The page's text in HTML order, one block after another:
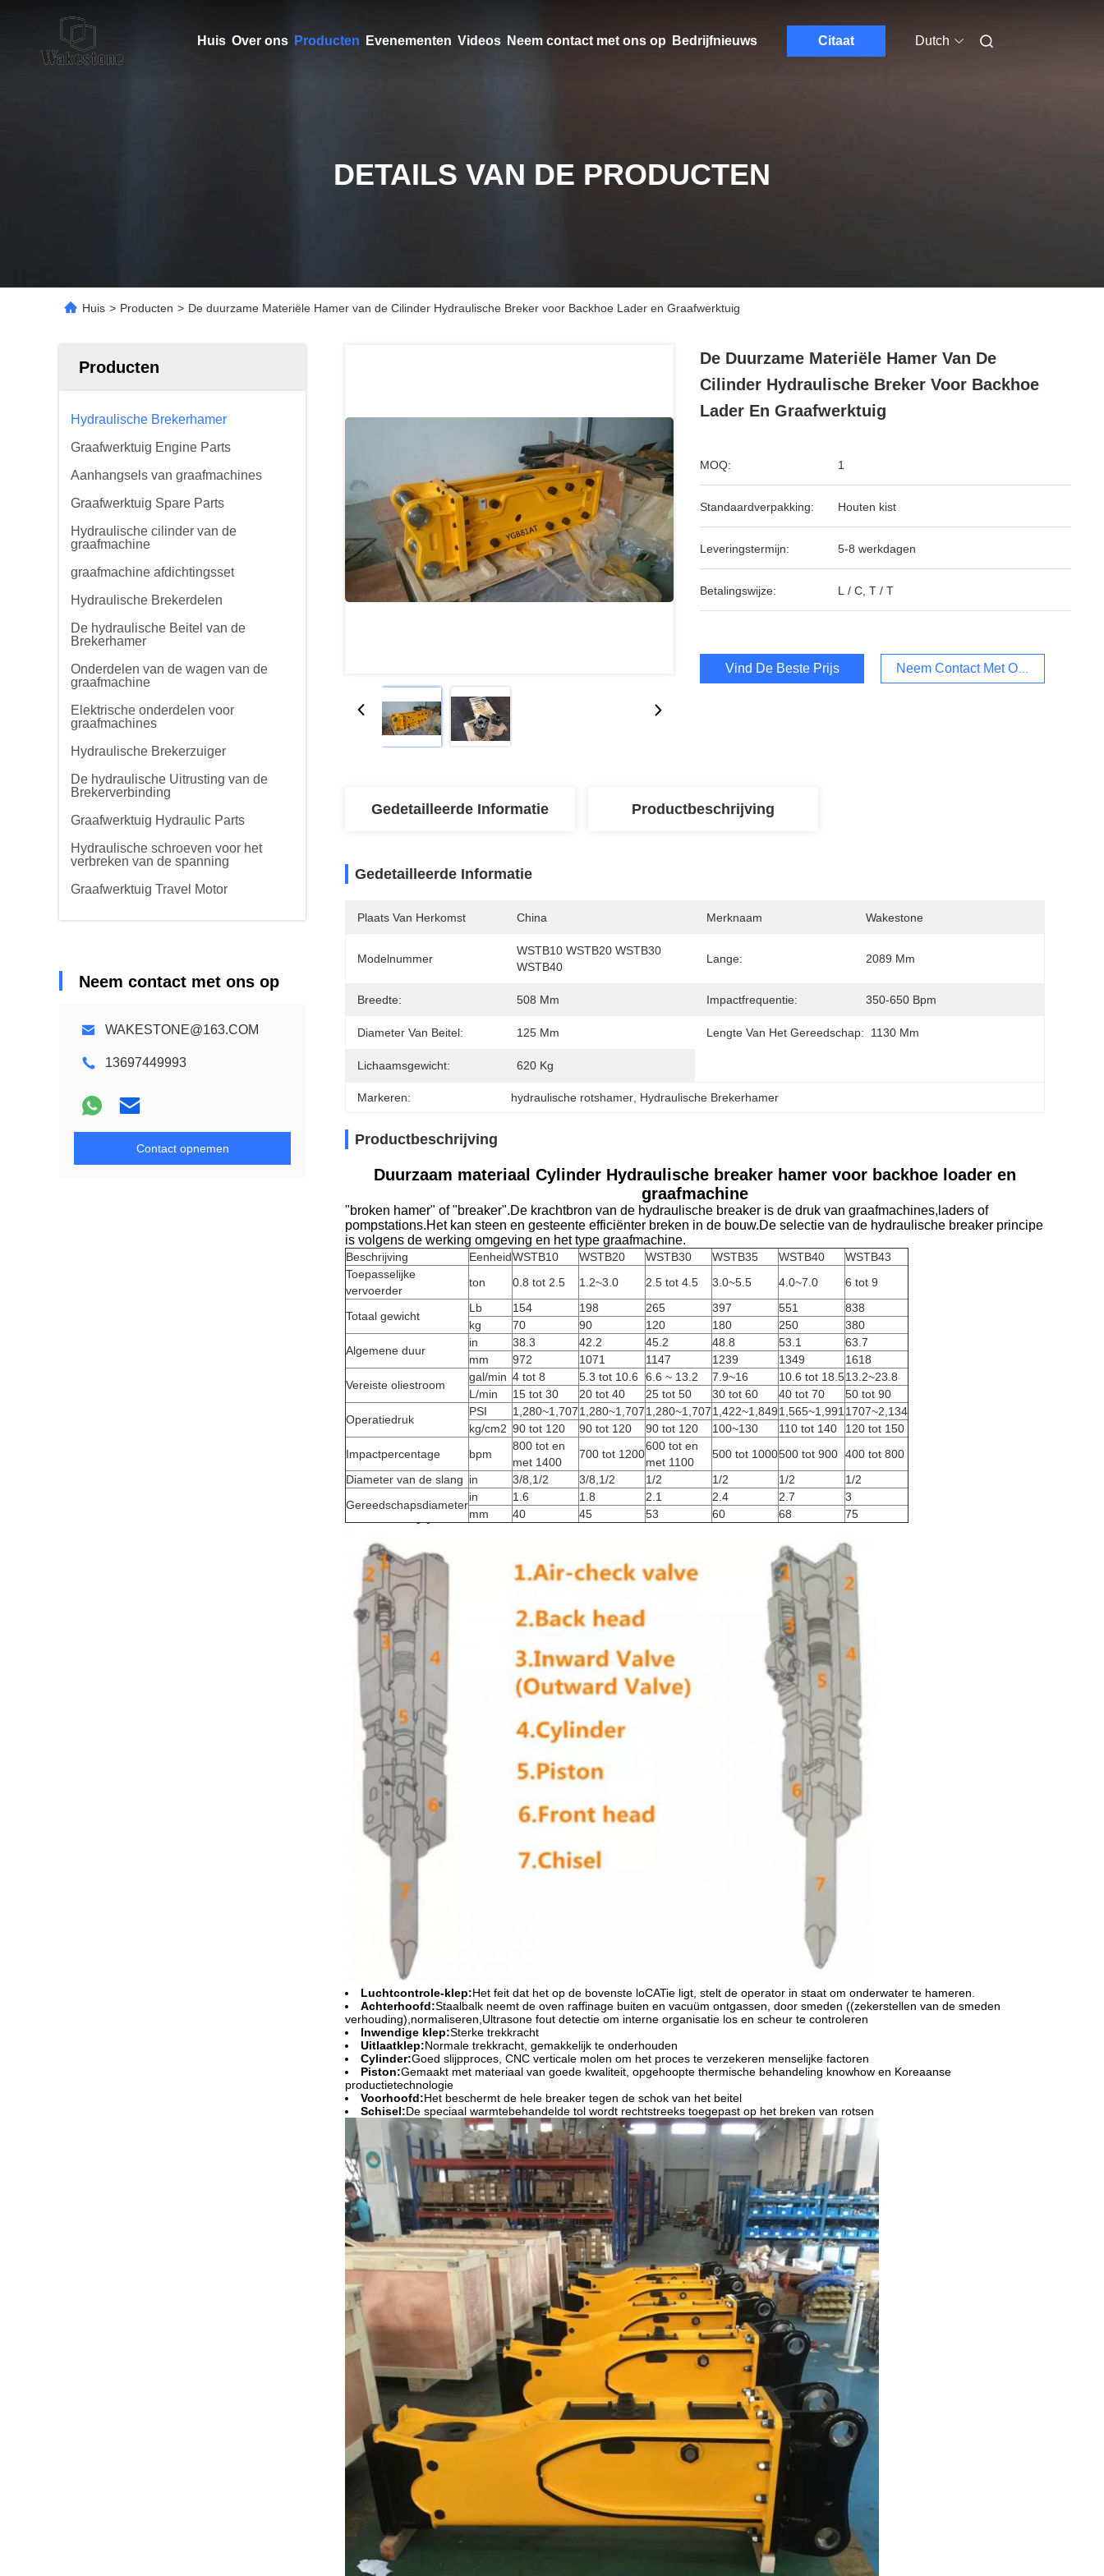
Huis Over ons Producten Evenementen Videos Neem contact met ons op Bedrijfnieuws Citaat Dutch
DETAILS VAN DE PRODUCTEN
Huis > Producten > De duurzame Materiële Hamer van de Cilinder Hydraulische Breker voor Backhoe Lader en Graafwerktuig
Producten
Hydraulische Brekerhamer
Graafwerktuig Engine Parts
Aanhangsels van graafmachines
Graafwerktuig Spare Parts
Hydraulische cilinder van de
graafmachine
graafmachine afdichtingsset
Hydraulische Brekerdelen
De hydraulische Beitel van de
Brekerhamer
Onderdelen van de wagen van de
graafmachine
Elektrische onderdelen voor
graafmachines
Hydraulische Brekerzuiger
De hydraulische Uitrusting van de
Brekerverbinding
Graafwerktuig Hydraulic Parts
Hydraulische schroeven voor het
verbreken van de spanning
Graafwerktuig Travel Motor
Neem contact met ons op
WAKESTONE@163.COM
13697449993
Contact opnemen
De Duurzame Materiële Hamer Van De
Cilinder Hydraulische Breker Voor Backhoe
Lader En Graafwerktuig
MOQ: 1
Standaardverpakking: Houten kist
Leveringstermijn: 5-8 werkdagen
Betalingswijze: L / C, T / T
Vind De Beste Prijs Neem Contact Met Ons Op
Gedetailleerde Informatie Productbeschrijving
Gedetailleerde Informatie
Plaats Van Herkomst China Merknaam Wakestone
Modelnummer
WSTB10 WSTB20 WSTB30
WSTB40
Lange: 2089 Mm
Breedte: 508 Mm Impactfrequentie: 350-650 Bpm
Diameter Van Beitel: 125 Mm Lengte Van Het Gereedschap: 1130 Mm
Lichaamsgewicht: 620 Kg
Markeren: hydraulische rotshamer Hydraulische Brekerhamer
Productbeschrijving
Duurzaam materiaal Cylinder Hydraulische breaker hamer voor backhoe loader en
graafmachine
"broken hamer" of "breaker".De krachtbron van de hydraulische breaker is de druk van graafmachines,laders of
pompstations.Het kan steen en gesteente efficiënter breken in de bouw.De selectie van de hydraulische breaker principe
is volgens de werking omgeving en het type graafmachine.
Beschrijving EenheidWSTB10 WSTB20 WSTB30 WSTB35 WSTB40
WSTB43
Toepasselijke
vervoerder
ton 0.8 tot 2.5 1.2~3.0 2.5 tot 4.5 3.0~5.5 4.0~7.0 6 tot 9
Totaal gewicht
Lb 154 198 265 397 551
838
kg
70 90 120 180 250
380
Algemene duur
in 38.3 42.2 45.2 48.8 53.1
63.7
mm
972 1071 1147 1239 1349
1618
Vereiste oliestroom
gal/min 4 tot 8 5.3 tot 10.6 6.6 ~ 13.2 7.9~16 10.6 tot 18.513.2~23.8
L/min
15 tot 30 20 tot 40 25 tot 50 30 tot 60 40 tot 70
50 tot 90
Operatiedruk
PSI 1,280~1,7071,280~1,7071,280~1,7071,422~1,8491,565~1,991 1707~2,134
kg/cm2 90 tot 120 90 tot 120 90 tot 120 100~130 110 tot 140
120 tot 150
Impactpercentage
bpm
800 tot en
met 1400
700 tot 1200
600 tot en
met 1100
500 tot 1000500 tot 900 400 tot 800
Diameter van de slang in 3/8,1/2 3/8,1/2 1/2 1/2 1/2
1/2
Gereedschapsdiameter
in 1.6 1.8 2.1 2.4 2.7
3
mm
40 45 53 60 68 75
Luchtcontrole-klep:Het feit dat het op de bovenste loCATie ligt, stelt de operator in staat om onderwater te hameren.
Achterhoofd:Staalbalk neemt de oven raffinage buiten en vacuüm ontgassen, door smeden ((zekerstellen van de smeden
verhouding),normaliseren,Ultrasone fout detectie om interne organisatie los en scheur te controleren
Inwendige klep:Sterke trekkracht
Uitlaatklep:Normale trekkracht, gemakkelijk te onderhouden
Cylinder:Goed slijpproces, CNC verticale molen om het proces te verzekeren menselijke factoren
Piston:Gemaakt met materiaal van goede kwaliteit, opgehoopte thermische behandeling knowhow en Koreaanse
productietechnologie
Voorhoofd:Het beschermt de hele breaker tegen de schok van het beitel
Schisel:De speciaal warmtebehandelde tol wordt rechtstreeks toegepast op het breken van rotsen